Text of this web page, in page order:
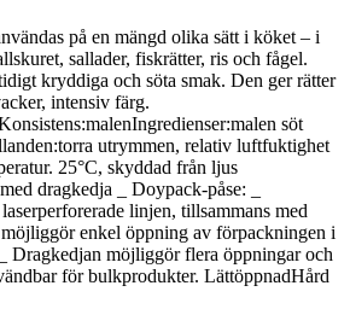
på en mängd olika sätt i köket – i
sallader, fiskrätter, ris och fågel.
kryddiga och söta smak. Den ger rätter
intensiv färg.
söt
utrymmen, relativ luftfuktighet
25°C, skyddad från ljus
dragkedja _ Doypack-påse: _
linjen, tillsammans med
enkel öppning av förpackningen i
Dragkedjan möjliggör flera öppningar och
för bulkprodukter. LättöppnadHård